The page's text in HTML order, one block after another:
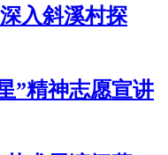
入斜溪村探
”精神志愿宣讲